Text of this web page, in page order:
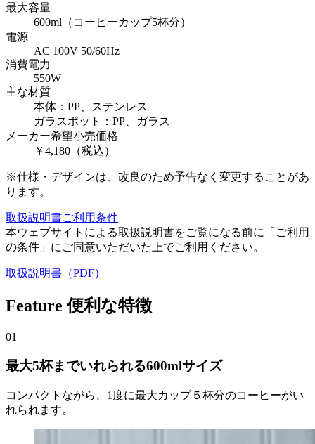
最大容量
600ml（コーヒーカップ5杯分）
電源
AC 100V 50/60Hz
消費電力
550W
主な材質
本体：PP、ステンレス
ガラスポット：PP、ガラス
メーカー希望小売価格
￥4,180（税込）
※仕様・デザインは、改良のため予告なく変更することがあ
ります。
取扱説明書ご利用条件
本ウェブサイトによる取扱説明書をご覧になる前に「ご利用
の条件」にご同意いただいた上でご利用ください。
取扱説明書（PDF）
Feature 便利な特徴
01
最大5杯までいれられる600mlサイズ
コンパクトながら、1度に最大カップ５杯分のコーヒーがい
れられます。